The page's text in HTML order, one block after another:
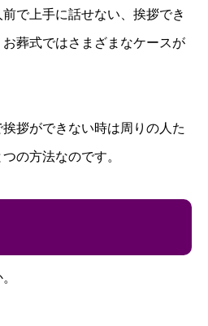
で上手に話せない、挨拶でき
葬式ではさまざまなケースが
拶ができない時は周りの人た
の方法なのです。